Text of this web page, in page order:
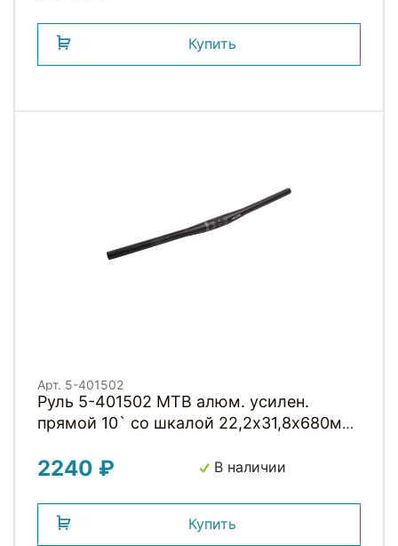
Купить
Арт. 5-401502
Руль 5-401502 MTB алюм. усилен.
прямой 10` со шкалой 22,2х31,8х680мм
flat on top-29 на блист. ZOOM
2240 ₽ В наличии
Купить